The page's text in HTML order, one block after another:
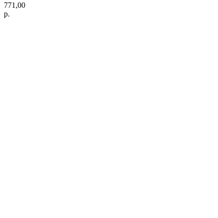
771,00
р.